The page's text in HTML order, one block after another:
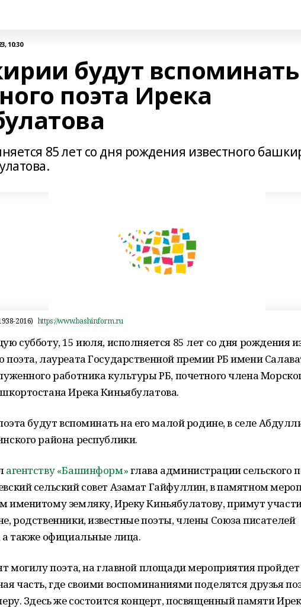
10:30
будут вспоминать
поэта Ирека
85 лет со дня рождения известного
2016) https://www.bashinform.ru
субботу, 15 июля, исполняется 85 лет со дня рождения
поэта, лауреата Государственной премии РБ имени
работника культуры РБ, почетного члена
Ирека Киньябулатова.
будут вспоминать на его малой родине, в селе
района республики.
агентству «Башинформ»глава администрации сельского
сельский совет Азамат Гайфуллин, в памятном
именитому земляку, Иреку Киньябулатову, примут
родственники, известные поэты, члены Союза писателей
а также официальные лица.
могилу поэта, на главной площади мероприятия пройдет
часть, где своими воспоминаниями поделятся друзья
Здесь же состоится концерт, посвященный памяти